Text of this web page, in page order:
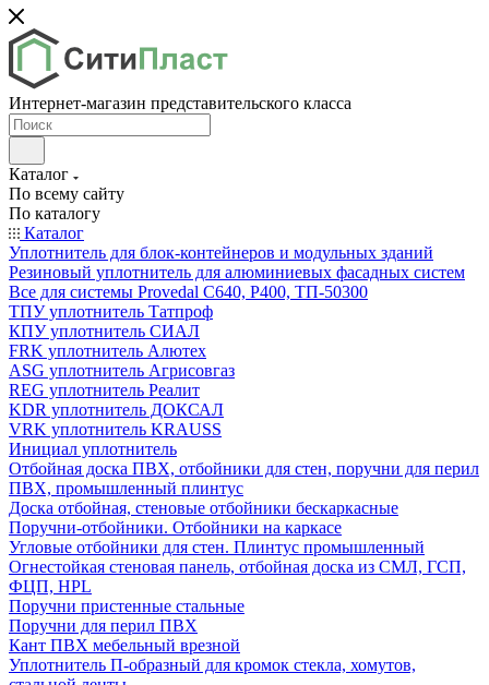
Интернет-магазин представительского класса
Каталог
По всему сайту
По каталогу
Каталог
Уплотнитель для блок-контейнеров и модульных зданий
Резиновый уплотнитель для алюминиевых фасадных систем
Все для системы Provedal С640, Р400, ТП-50300
ТПУ уплотнитель Татпроф
КПУ уплотнитель СИАЛ
FRK уплотнитель Алютех
ASG уплотнитель Агрисовгаз
REG уплотнитель Реалит
KDR уплотнитель ДОКСАЛ
VRK уплотнитель KRAUSS
Инициал уплотнитель
Отбойная доска ПВХ, отбойники для стен, поручни для перил
ПВХ, промышленный плинтус
Доска отбойная, стеновые отбойники бескаркасные
Поручни-отбойники. Отбойники на каркасе
Угловые отбойники для стен. Плинтус промышленный
Огнестойкая стеновая панель, отбойная доска из СМЛ, ГСП,
ФЦП, HPL
Поручни пристенные стальные
Поручни для перил ПВХ
Кант ПВХ мебельный врезной
Уплотнитель П-образный для кромок стекла, хомутов,